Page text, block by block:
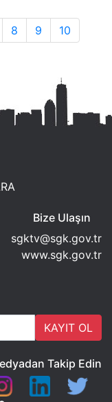
8 9 10
Bize Ulaşın
sgktv@sgk.gov.tr
www.sgk.gov.tr
KAYIT OL
Takip Edin